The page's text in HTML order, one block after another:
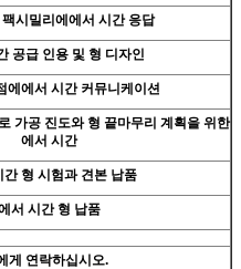
시밀리에에서 시간 응답
공급 인용 및 형 디자인
에에서 시간 커뮤니케이션
가공 진도와 형 끝마무리 계획을 위한
에서 시간
간 형 시험과 견본 납품
서 시간 형 납품
게 연락하십시오.